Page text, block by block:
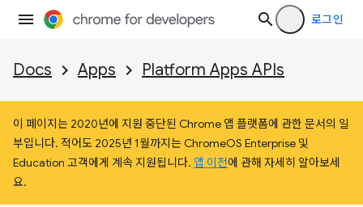
로그인
Docs Apps Platform Apps APIs
이 페이지는 2020년에 지원 중단된 Chrome 앱 플랫폼에 관한 문서의 일
부입니다. 적어도 2025년 1월까지는 ChromeOS Enterprise 및
Education 고객에게 계속 지원됩니다. 앱 이전에 관해 자세히 알아보세
요.